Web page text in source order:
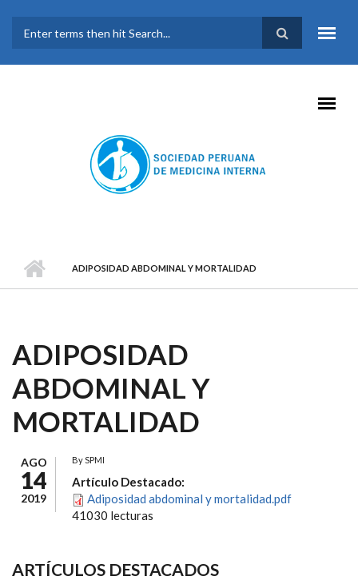
FORMULARIO DE
BÚSQUEDA
ADIPOSIDAD ABDOMINAL Y MORTALIDAD
ADIPOSIDAD
ABDOMINAL Y
MORTALIDAD
AGO
14
2019
BySPMI
Artículo Destacado:
Adiposidad abdominal y mortalidad.pdf
41030 lecturas
ARTÍCULOS DESTACADOS